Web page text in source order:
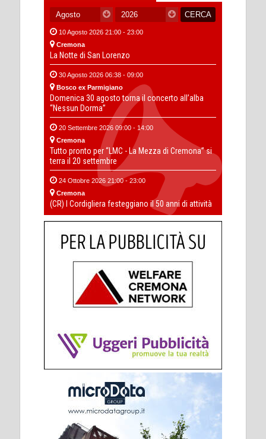
10 Agosto 2026 21:00 - 23:00
Cremona
La Notte di San Lorenzo
30 Agosto 2026 06:38 - 09:00
Bosco ex Parmigiano
Domenica 30 agosto torna il concerto all’alba
“Nessun Dorma”
20 Settembre 2026 09:00 - 14:00
Cremona
Tutto pronto per “LMC - La Mezza di Cremona” si
terra il 20 settembre
24 Ottobre 2026 21:00 - 23:00
Cremona
(CR) I Cordigliera festeggiano il 50 anni di attività